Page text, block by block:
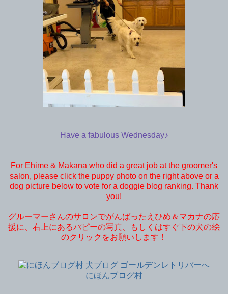
Have a fabulous Wednesday♪
For Ehime & Makana who did a great job at the groomer's
salon, please click the puppy photo on the right above or a
dog picture below to vote for a doggie blog ranking. Thank
you!
グルーマーさんのサロンでがんばったえひめ＆マカナの応
援に、右上にあるパピーの写真、もしくはすぐ下の犬の絵
のクリックをお願いします！
にほんブログ村